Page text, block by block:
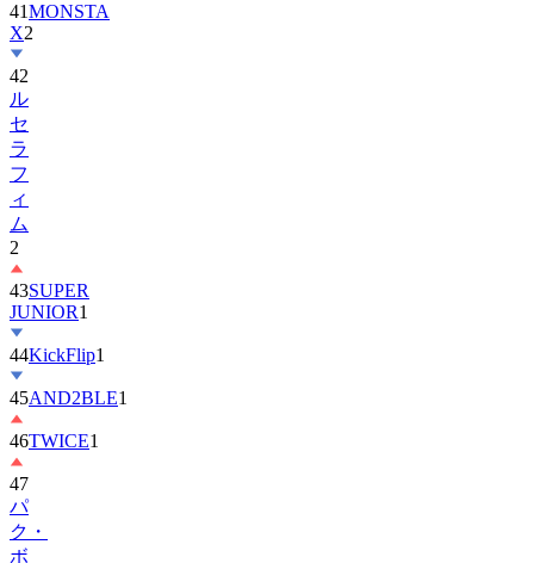
41MONSTA
X2
42
ル
セ
ラ
フ
ィ
ム
2
43SUPER
JUNIOR1
44KickFlip1
45AND2BLE1
46TWICE1
47
パ
ク・
ボ